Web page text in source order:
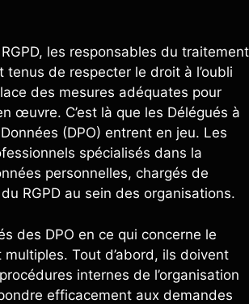
les responsables du traitement
tenus de respecter le droit à l’oubli
des mesures adéquates pour
œuvre. C’est là que les Délégués à
(DPO) entrent en jeu. Les
spécialisés dans la
personnelles, chargés de
RGPD au sein des organisations.
des DPO en ce qui concerne le
multiples. Tout d’abord, ils doivent
internes de l’organisation
efficacement aux demandes